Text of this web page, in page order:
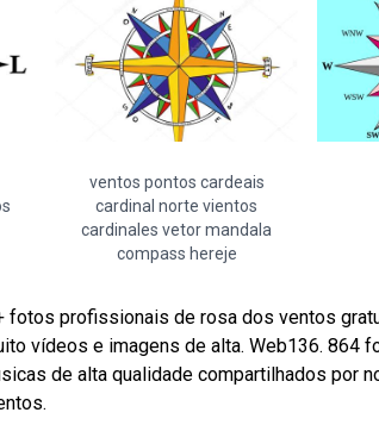
ventos pontos cardeais
cardinal norte vientos
cardinales vetor mandala
compass hereje
fotos profissionais de rosa dos ventos
vídeos e imagens de alta. Web136. 864
de alta qualidade compartilhados por